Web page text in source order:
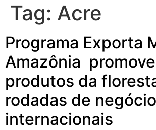
Tag: Acre
Programa Exporta
Amazônia
produtos da
rodadas de
internacionais